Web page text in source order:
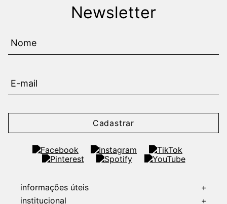
Newsletter
Cadastrar
informações úteis
+
institucional
+